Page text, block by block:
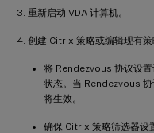
重新启动 VDA 计算机。
创建 Citrix 策略或编辑现有策
将 Rendezvous 协议设置
状态。当 Rendezvous 协
将生效。
确保 Citrix 策略筛选器设